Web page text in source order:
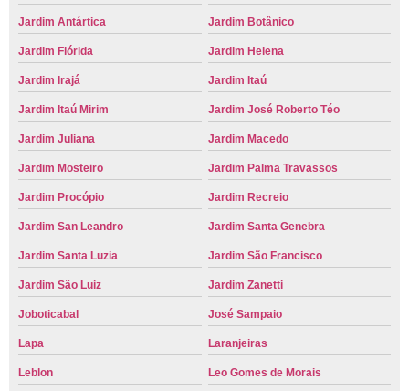
Jardim Antártica Jardim Botânico
Jardim Flórida Jardim Helena
Jardim Irajá Jardim Itaú
Jardim Itaú Mirim Jardim José Roberto Téo
Jardim Juliana Jardim Macedo
Jardim Mosteiro Jardim Palma Travassos
Jardim Procópio Jardim Recreio
Jardim San Leandro Jardim Santa Genebra
Jardim Santa Luzia Jardim São Francisco
Jardim São Luiz Jardim Zanetti
Joboticabal José Sampaio
Lapa Laranjeiras
Leblon Leo Gomes de Morais